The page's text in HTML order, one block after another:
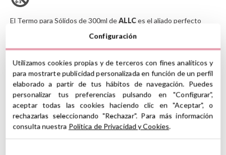
El Termo para Sólidos de 300ml deALLCes el aliado perfecto
donde quiera que te lleve el día. Su diseño está pensado para
transportar alimentos como purés, cremas, sopas, o incluso fruta
y yogur, manteniendo todas sus propiedades y sabor.
Este termo es esencial para padres que buscan soluciones
prácticas para las comidas de sus bebés y niños pequeños, o para
cualquier adulto que quiera disfrutar de un almuerzo o cena
caliente sin necesidad de microondas.
Puedes ver todos los artículos de la colecciónPrincesas
haciendo clicAQUÍ
Configuración
Utilizamos cookies propias y de terceros con fines analíticos y
para mostrarte publicidad personalizada en función de un perfil
elaborado a partir de tus hábitos de navegación. Puedes
personalizar tus preferencias pulsando en "Configurar",
aceptar todas las cookies haciendo clic en "Aceptar", o
rechazarlas seleccionando "Rechazar". Para más información
consulta nuestra Política de Privacidad y Cookies.